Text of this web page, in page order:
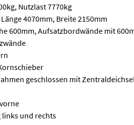
Nutzlast 7770kg
4070mm, Breite 2150mm
600mm, Aufsatzbordwände mit
geschlossen mit
und rechts